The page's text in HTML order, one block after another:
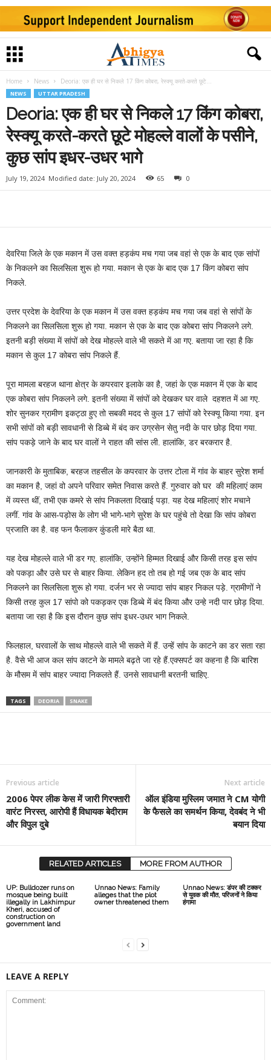
Home News Deoria: एक ही घर से निकले 17 किंग कोबरा, रेस्क्यू करते-करते छूटे...
NEWS UTTAR PRADESH
Deoria: एक ही घर से निकले 17 किंग कोबरा,
रेस्क्यू करते-करते छूटे मोहल्ले वालों के पसीने,
कुछ सांप इधर-उधर भागे
July 19, 2024 Modified date: July 20, 2024 65 0
देवरिया जिले के एक मकान में उस वक्त हड़कंप मच गया जब वहां से एक के बाद एक सांपों
के निकलने का सिलसिला शुरू हो गया. मकान से एक के बाद एक 17 किंग कोबरा सांप
निकले.
उत्तर प्रदेश के देवरिया के एक मकान में उस वक्त हड़कंप मच गया जब वहां से सांपों के
निकलने का सिलसिला शुरू हो गया. मकान से एक के बाद एक कोबरा सांप निकलने लगे.
इतनी बड़ी संख्या में सांपों को देख मोहल्ले वाले भी सकते में आ गए. बताया जा रहा है कि
मकान से कुल 17 कोबरा सांप निकले हैं.
पूरा मामला बरहज थाना क्षेत्र के कपरवार इलाके का है, जहां के एक मकान में एक के बाद
एक कोबरा सांप निकलने लगे. इतनी संख्या में सांपों को देखकर घर वाले दहशत में आ गए.
शोर सुनकर ग्रामीण इकट्ठा हुए तो सबकी मदद से कुल 17 सांपों को रेस्क्यू किया गया. इन
सभी सांपों को बड़ी सावधानी से डिब्बे में बंद कर उग्रसेन सेतु नदी के पार छोड़ दिया गया.
सांप पकड़े जाने के बाद घर वालों ने राहत की सांस ली. हालांकि, डर बरकरार है.
जानकारी के मुताबिक, बरहज तहसील के कपरवार के उत्तर टोला में गांव के बाहर सुरेश शर्मा
का मकान है, जहां वो अपने परिवार समेत निवास करते हैं. गुरुवार को घर की महिलाएं काम
में व्यस्त थीं, तभी एक कमरे से सांप निकलता दिखाई पड़ा. यह देख महिलाएं शोर मचाने
लगीं. गांव के आस-पड़ोस के लोग भी भागे-भागे सुरेश के घर पहुंचे तो देखा कि सांप कोबरा
प्रजाति का है. वह फन फैलाकर कुंडली मारे बैठा था.
यह देख मोहल्ले वाले भी डर गए. हालांकि, उन्होंने हिम्मत दिखाई और किसी तरह इस सांप
को पकड़ा और उसे घर से बाहर किया. लेकिन हद तो तब हो गई जब एक के बाद सांप
निकलने का सिलसिला शुरू हो गया. दर्जन भर से ज्यादा सांप बाहर निकल पड़े. ग्रामीणों ने
किसी तरह कुल 17 सांपो को पकड़कर एक डिब्बे में बंद किया और उन्हे नदी पार छोड़ दिया.
बताया जा रहा है कि इस दौरान कुछ सांप इधर-उधर भाग निकले.
फिलहाल, घरवालों के साथ मोहल्ले वाले भी सकते में हैं. उन्हें सांप के काटने का डर सता रहा
है. वैसे भी आज कल सांप काटने के मामले बढ़ते जा रहे हैं.एक्सपर्ट का कहना है कि बारिश
के मौसम में सांप बाहर ज्यादा निकलते हैं. उनसे सावधानी बरतनी चाहिए.
TAGS DEORIA SNAKE
Previous article
2006 पेपर लीक केस में जारी गिरफ्तारी
वारंट निरस्त, आरोपी हैं विधायक बेदीराम
और विपुल दुबे
Next article
ऑल इंडिया मुस्लिम जमात ने CM योगी
के फैसले का समर्थन किया, देवबंद ने भी
बयान दिया
RELATED ARTICLES MORE FROM AUTHOR
UP: Bulldozer runs on
mosque being built
illegally in Lakhimpur
Kheri, accused of
construction on
government land
Unnao News: Family
alleges that the plot
owner threatened them
Unnao News: डंपर की टक्कर
से युवक की मौत, परिजनों ने किया
हंगामा
LEAVE A REPLY